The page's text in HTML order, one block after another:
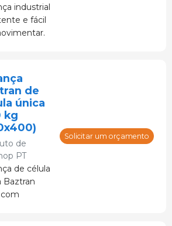
industrial
e fácil
de
única
kg
de
PT
de célula
Baztran
Solicitar um orçamento